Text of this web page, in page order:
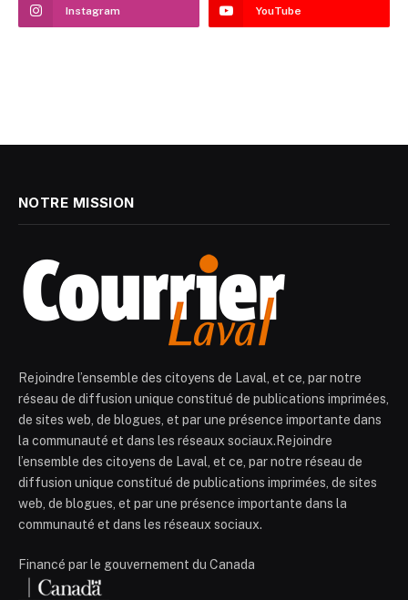
Instagram YouTube
NOTRE MISSION
Rejoindre l’ensemble des citoyens de Laval, et ce, par notre
réseau de diffusion unique constitué de publications imprimées,
de sites web, de blogues, et par une présence importante dans
la communauté et dans les réseaux sociaux.Rejoindre
l’ensemble des citoyens de Laval, et ce, par notre réseau de
diffusion unique constitué de publications imprimées, de sites
web, de blogues, et par une présence importante dans la
communauté et dans les réseaux sociaux.
Financé par le gouvernement du Canada